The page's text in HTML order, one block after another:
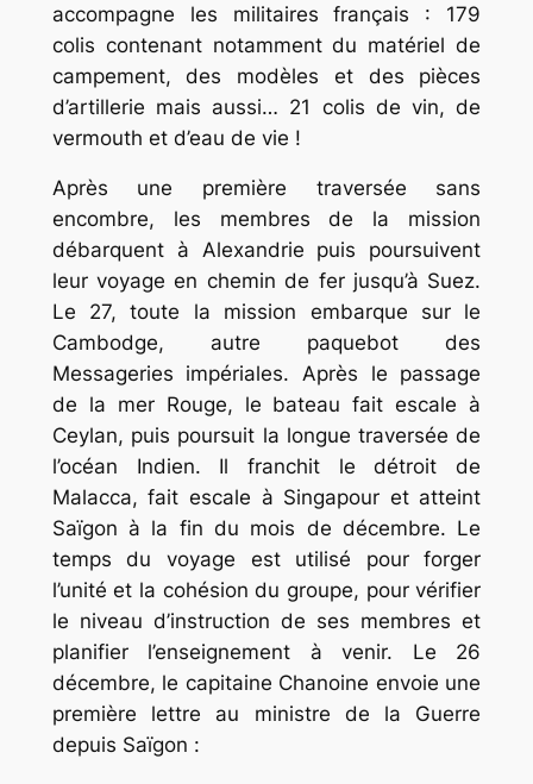
accompagne les militaires français : 179
colis contenant notamment du matériel de
campement, des modèles et des pièces
d’artillerie mais aussi… 21 colis de vin, de
vermouth et d’eau de vie !
Après une première traversée sans
encombre, les membres de la mission
débarquent à Alexandrie puis poursuivent
leur voyage en chemin de fer jusqu’à Suez.
Le 27, toute la mission embarque sur le
Cambodge, autre paquebot des
Messageries impériales. Après le passage
de la mer Rouge, le bateau fait escale à
Ceylan, puis poursuit la longue traversée de
l’océan Indien. Il franchit le détroit de
Malacca, fait escale à Singapour et atteint
Saïgon à la fin du mois de décembre. Le
temps du voyage est utilisé pour forger
l’unité et la cohésion du groupe, pour vérifier
le niveau d’instruction de ses membres et
planifier l’enseignement à venir. Le 26
décembre, le capitaine Chanoine envoie une
première lettre au ministre de la Guerre
depuis Saïgon :